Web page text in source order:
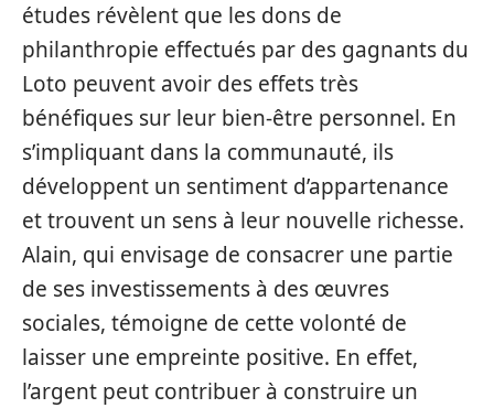
études révèlent que les dons de
philanthropie effectués par des gagnants du
Loto peuvent avoir des effets très
bénéfiques sur leur bien-être personnel. En
s’impliquant dans la communauté, ils
développent un sentiment d’appartenance
et trouvent un sens à leur nouvelle richesse.
Alain, qui envisage de consacrer une partie
de ses investissements à des œuvres
sociales, témoigne de cette volonté de
laisser une empreinte positive. En effet,
l’argent peut contribuer à construire un